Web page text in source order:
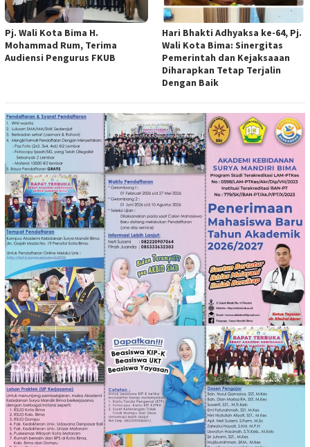
Pj. Wali Kota Bima H.
Mohammad Rum, Terima
Audiensi Pengurus FKUB
Hari Bhakti Adhyaksa ke-64, Pj.
Wali Kota Bima: Sinergitas
Pemerintah dan Kejaksaaan
Diharapkan Tetap Terjalin
Dengan Baik